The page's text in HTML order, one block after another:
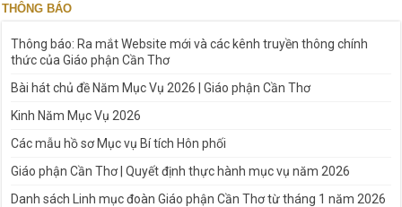
THÔNG BÁO
Thông báo: Ra mắt Website mới và các kênh truyền thông chính
thức của Giáo phận Cần Thơ
Bài hát chủ đề Năm Mục Vụ 2026 | Giáo phận Cần Thơ
Kinh Năm Mục Vụ 2026
Các mẫu hồ sơ Mục vụ Bí tích Hôn phối
Giáo phận Cần Thơ | Quyết định thực hành mục vụ năm 2026
Danh sách Linh mục đoàn Giáo phận Cần Thơ từ tháng 1 năm 2026